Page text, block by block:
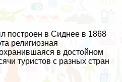
построен в Сиднее в 1868
религиозная
в достойном
туристов с разных стран